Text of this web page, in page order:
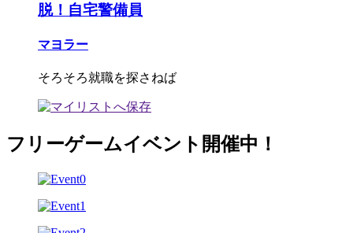
脱！自宅警備員
マヨラー
そろそろ就職を探さねば
フリーゲームイベント開催中！